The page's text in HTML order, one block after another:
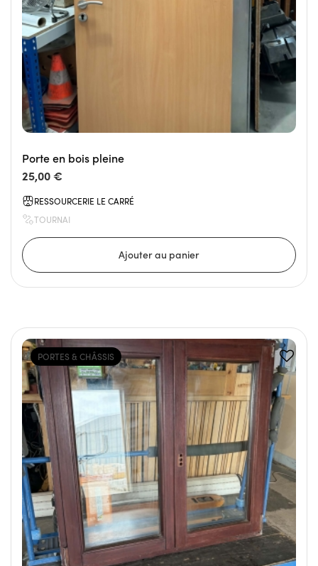
Porte en bois pleine
25,00 €
RESSOURCERIE LE CARRÉ
TOURNAI
PORTES & CHÂSSIS